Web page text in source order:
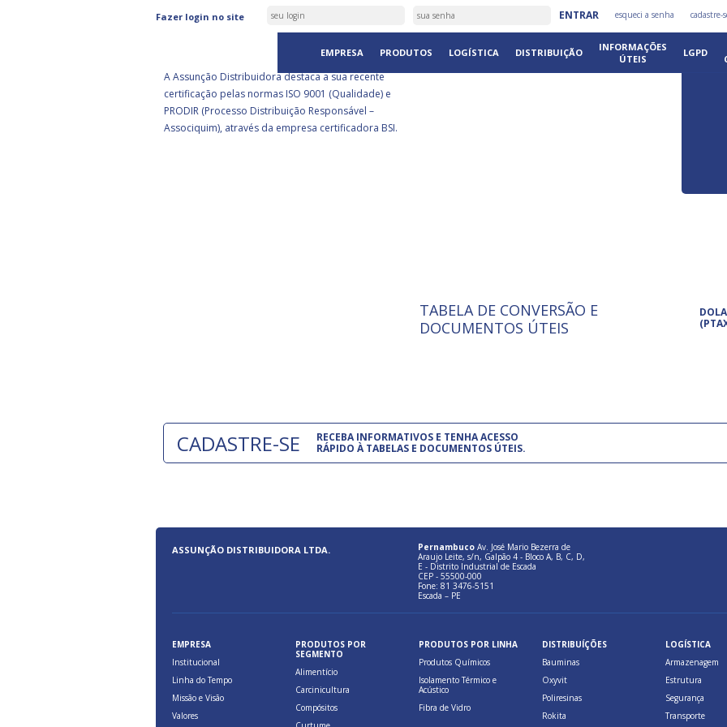
Fazer login no site ENTRAR esqueci a senha cadastre-
EMPRESA PRODUTOS LOGÍSTICA DISTRIBUIÇÃO
INFORMAÇÕES
ÚTEIS
LGPD
ASSUNÇÃO DISTRIBUIDORA É
CERTIFICADA PELA BSI
A Assunção Distribuidora destaca a sua recente
certificação pelas normas ISO 9001 (Qualidade) e
PRODIR (Processo Distribuição Responsável –
Associquim), através da empresa certificadora BSI.
ISO 9001: 2015
A International Organization for
Standardization é um conjunto de
TABELA DE CONVERSÃO E
DOCUMENTOS ÚTEIS
CADASTRE-SE
RECEBA INFORMATIVOS E TENHA ACESSO
RÁPIDO À TABELAS E DOCUMENTOS ÚTEIS.
ASSUNÇÃO DISTRIBUIDORA LTDA. Pernambuco Av. José Mario Bezerra de
Araujo Leite, s/n, Galpão 4 - Bloco A, B, C, D,
E - Distrito Industrial de Escada
CEP - 55500-000
Fone: 81 3476-5151
Escada – PE
EMPRESA
Institucional
Linha do Tempo
Missão e Visão
Valores
PRODUTOS POR
SEGMENTO
Alimentício
Carcinicultura
Compósitos
PRODUTOS POR LINHA
Produtos Químicos
Isolamento Térmico e
Acústico
Fibra de Vidro
DISTRIBUÍÇÕES
Bauminas
Oxyvit
Poliresinas
Rokita
LOGÍSTICA
Armazenagem
Estrutura
Segurança
Transporte